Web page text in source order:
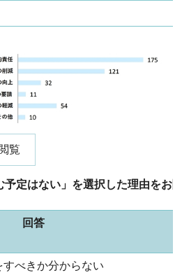
覧
予定はない」を選択した理由をお
回答
べきか分からない